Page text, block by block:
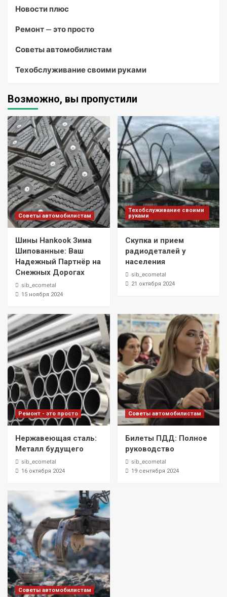
Новости плюс
Ремонт — это просто
Советы автомобилистам
Техобслуживание своими руками
Возможно, вы пропустили
Советы автомобилистам
Шины Hankook Зима
Шипованные: Ваш
Надежный Партнёр на
Снежных Дорогах
sib_ecometal
15 ноября 2024
Техобслуживание своими
руками
Скупка и прием
радиодеталей у
населения
sib_ecometal
21 октября 2024
Ремонт - это просто
Нержавеющая сталь:
Металл будущего
sib_ecometal
16 октября 2024
Советы автомобилистам
Билеты ПДД: Полное
руководство
sib_ecometal
19 сентября 2024
Советы автомобилистам